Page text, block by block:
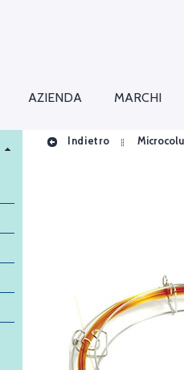
AZIENDA MARCHI
Indietro